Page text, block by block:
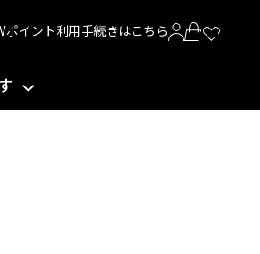
Vポイント利用手続きはこちら